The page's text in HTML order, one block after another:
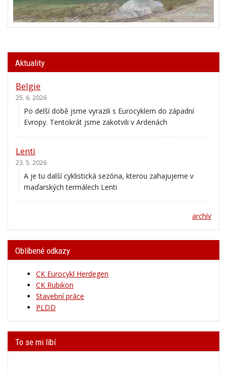
Aktuality
Belgie
25. 6. 2026
Po delší době jsme vyrazili s Eurocyklem do západní
Evropy. Tentokrát jsme zakotvili v Ardenách
Lenti
23. 5. 2026
A je tu další cyklistická sezóna, kterou zahajujeme v
maďarských termálech Lenti
archív
Oblíbené odkazy
CK Eurocykl Herdegen
CK Rubikon
Stavební práce
PLDD
To se mi líbí